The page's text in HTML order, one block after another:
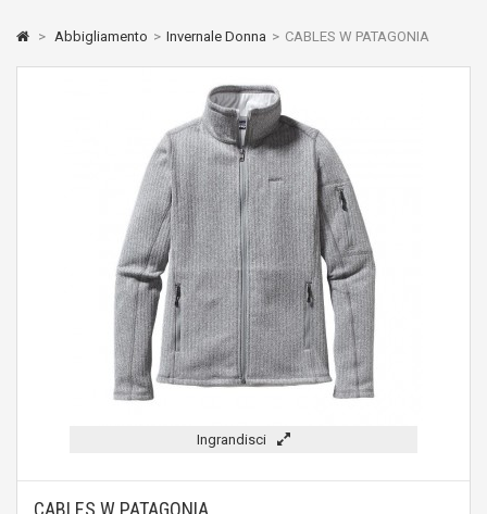
> Abbigliamento > Invernale Donna > CABLES W PATAGONIA
Ingrandisci
CABLES W PATAGONIA